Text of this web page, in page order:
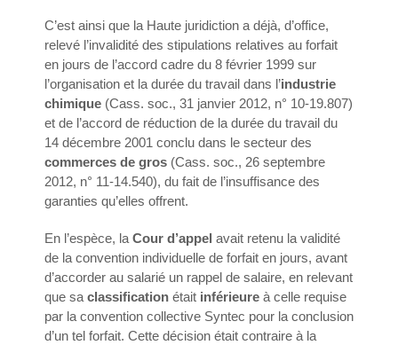
C’est ainsi que la Haute juridiction a déjà, d’office,
relevé l’invalidité des stipulations relatives au forfait
en jours de l’accord cadre du 8 février 1999 sur
l’organisation et la durée du travail dans l’industrie
chimique (Cass. soc., 31 janvier 2012, n° 10-19.807)
et de l’accord de réduction de la durée du travail du
14 décembre 2001 conclu dans le secteur des
commerces de gros (Cass. soc., 26 septembre
2012, n° 11-14.540), du fait de l’insuffisance des
garanties qu’elles offrent.
En l’espèce, la Cour d’appel avait retenu la validité
de la convention individuelle de forfait en jours, avant
d’accorder au salarié un rappel de salaire, en relevant
que sa classification était inférieure à celle requise
par la convention collective Syntec pour la conclusion
d’un tel forfait. Cette décision était contraire à la